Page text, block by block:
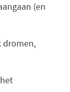
(en
dromen,